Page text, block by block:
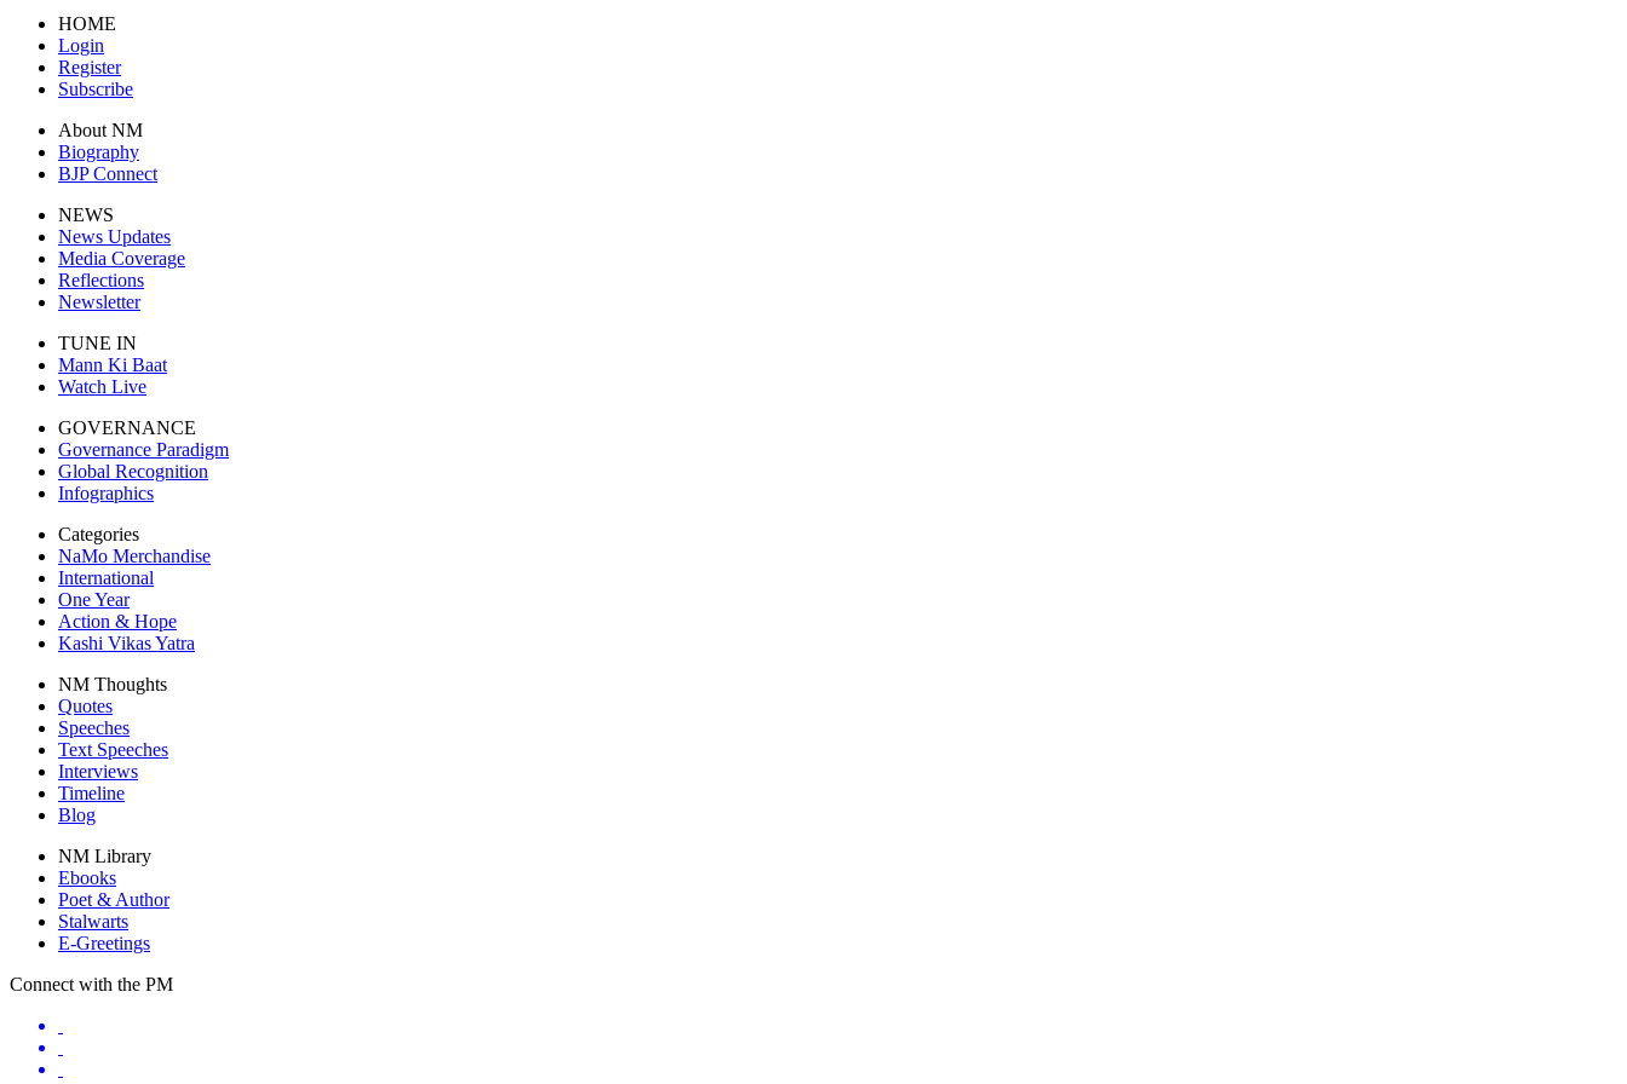
HOME
Login
Register
Subscribe
About NM
Biography
BJP Connect
NEWS
News Updates
Media Coverage
Reflections
Newsletter
TUNE IN
Mann Ki Baat
Watch Live
GOVERNANCE
Governance Paradigm
Global Recognition
Infographics
Categories
NaMo Merchandise
International
One Year
Action & Hope
Kashi Vikas Yatra
NM Thoughts
Quotes
Speeches
Text Speeches
Interviews
Timeline
Blog
NM Library
Ebooks
Poet & Author
Stalwarts
E-Greetings
Connect with the PM